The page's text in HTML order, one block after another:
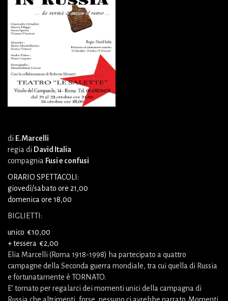
di E.Marcelli
regia di David Italia
compagnia Fusi e confusi
ORARIO SPETTACOLI:
giovedì/sabato ore 21,00
domenica ore 18,00
BIGLIETTI:
unico €10,00
+ tessera €2,00
Elia Marcelli (Roma 1918-1998) ha partecipato a quattro
campagne della Seconda guerra mondiale, tra cui quella di Russia
e fortunatamente è TORNATO.
E’ tornato per regalarci dei momenti unici della campagna di